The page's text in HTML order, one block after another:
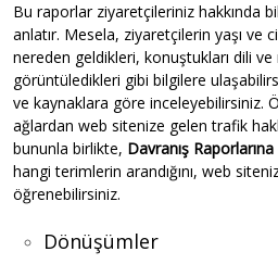
Bu raporlar ziyaretçileriniz hakkında
anlatır. Mesela, ziyaretçilerin yaşı ve
nereden geldikleri, konuştukları dili ve
görüntüledikleri gibi bilgilere
ve kaynaklara göre inceleyebilirsiniz.
ağlardan web sitenize gelen trafik
bununla birlikte, Davranış Raporlarına
hangi terimlerin arandığını, web
öğrenebilirsiniz.
Dönüşümler